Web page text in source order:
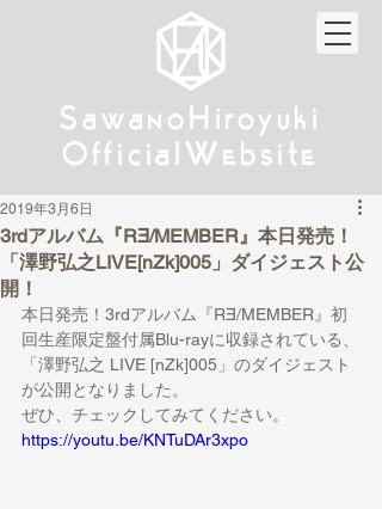
Sa wanoHiroyuki
Official W ebsite
Sa wanoHiroyuki
Official W ebsite
3rdアルバム『R∃/MEMBER』本日発売！
「澤野弘之LIVE[nZk]005」ダイジェスト公
開！
2019年3月6日
本日発売！3rdアルバム『R∃/MEMBER』初
回生産限定盤付属Blu-rayに収録されている、
「澤野弘之 LIVE [nZk]005」のダイジェスト
が公開となりました。
ぜひ、チェックしてみてください。
https://youtu.be/KNTuDAr3xpo